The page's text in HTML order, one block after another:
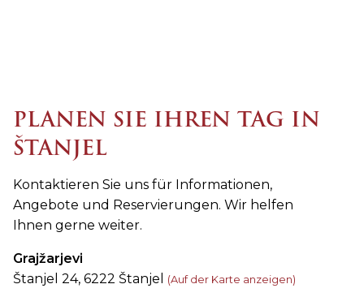
PLANEN SIE IHREN TAG IN
ŠTANJEL
Kontaktieren Sie uns für Informationen,
Angebote und Reservierungen. Wir helfen
Ihnen gerne weiter.
Grajžarjevi
Štanjel 24, 6222 Štanjel
(Auf der Karte anzeigen)